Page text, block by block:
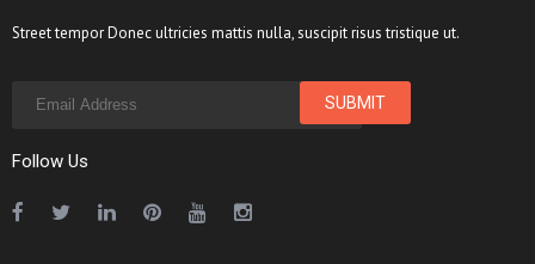
Street tempor Donec ultricies mattis nulla, suscipit risus tristique ut.
Follow Us